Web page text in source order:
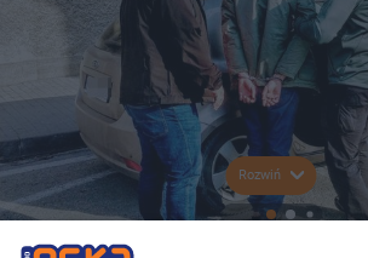
Rozwiń